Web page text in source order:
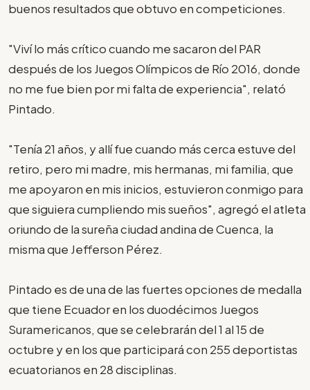
buenos resultados que obtuvo en competiciones.
"Viví lo más crítico cuando me sacaron del PAR
después de los Juegos Olímpicos de Río 2016, donde
no me fue bien por mi falta de experiencia", relató
Pintado.
"Tenía 21 años, y allí fue cuando más cerca estuve del
retiro, pero mi madre, mis hermanas, mi familia, que
me apoyaron en mis inicios, estuvieron conmigo para
que siguiera cumpliendo mis sueños", agregó el atleta
oriundo de la sureña ciudad andina de Cuenca, la
misma que Jefferson Pérez.
Pintado es de una de las fuertes opciones de medalla
que tiene Ecuador en los duodécimos Juegos
Suramericanos, que se celebrarán del 1 al 15 de
octubre y en los que participará con 255 deportistas
ecuatorianos en 28 disciplinas.